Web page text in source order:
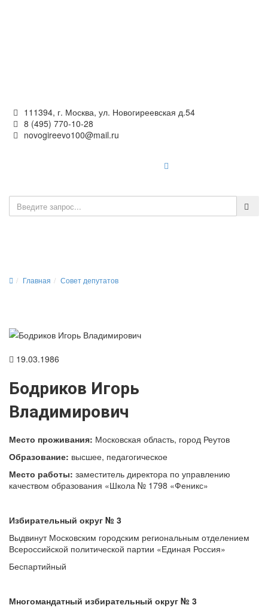
111394, г. Москва, ул. Новогиреевская д.54
8 (495) 770-10-28
novogireevo100@mail.ru
Главная Совет депутатов
19.03.1986
Бодриков Игорь
Владимирович
Место проживания: Московская область, город Реутов
Образование: высшее, педагогическое
Место работы: заместитель директора по управлению
качеством образования «Школа № 1798 «Феникс»
Избирательный округ № 3
Выдвинут Московским городским региональным отделением
Всероссийской политической партии «Единая Россия»
Беспартийный
Многомандатный избирательный округ № 3